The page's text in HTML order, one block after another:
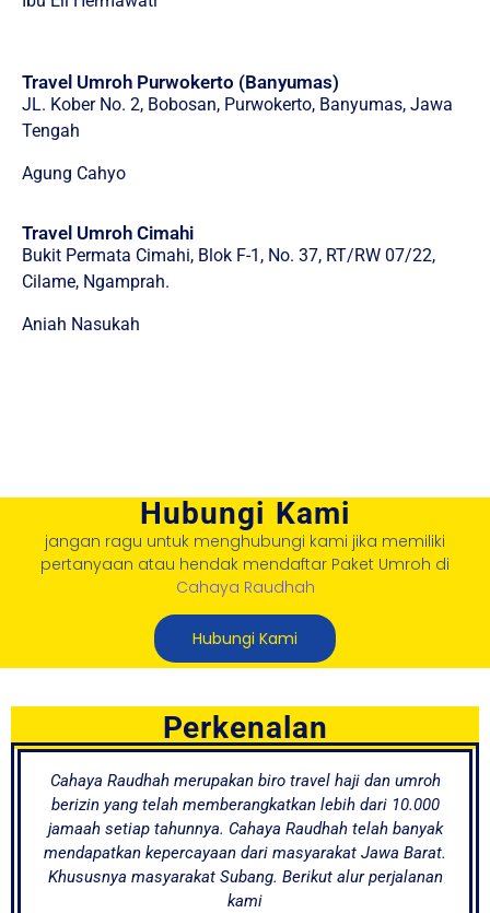
Travel Umroh Purwokerto (Banyumas)
JL. Kober No. 2, Bobosan, Purwokerto, Banyumas, Jawa
Tengah
Agung Cahyo
Travel Umroh Cimahi
Bukit Permata Cimahi, Blok F-1, No. 37, RT/RW 07/22,
Cilame, Ngamprah.
Aniah Nasukah
Hubungi Kami
jangan ragu untuk menghubungi kami jika memiliki
pertanyaan atau hendak mendaftar Paket Umroh di
Cahaya Raudhah
Hubungi Kami
Perkenalan
Cahaya Raudhah merupakan biro travel haji dan umroh
berizin yang telah memberangkatkan lebih dari 10.000
jamaah setiap tahunnya. Cahaya Raudhah telah banyak
mendapatkan kepercayaan dari masyarakat Jawa Barat.
Khususnya masyarakat Subang. Berikut alur perjalanan
kami